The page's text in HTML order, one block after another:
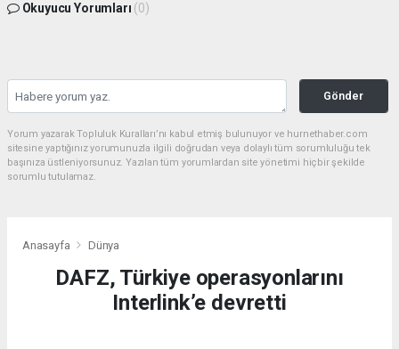
Okuyucu Yorumları (0)
Gönder
Yorum yazarak Topluluk Kuralları’nı kabul etmiş bulunuyor ve hurnethaber.com
sitesine yaptığınız yorumunuzla ilgili doğrudan veya dolaylı tüm sorumluluğu tek
başınıza üstleniyorsunuz. Yazılan tüm yorumlardan site yönetimi hiçbir şekilde
sorumlu tutulamaz.
Anasayfa Dünya
DAFZ, Türkiye operasyonlarını
Interlink’e devretti